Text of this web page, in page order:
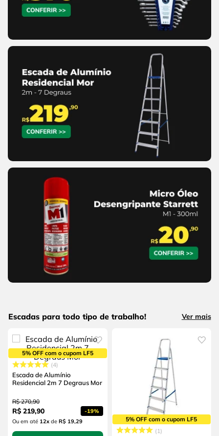
Escadas para todo tipo de trabalho! Ver mais
5% OFF com o cupom LF5
4
Escada de Alumínio
Residencial 2m 7 Degraus Mor
R$ 270,90
R$ 219,90 -19%
Ou em até 12x de R$ 19,29
5% OFF com o cupom LF5
1